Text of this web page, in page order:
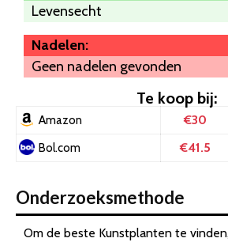
Levensecht
Nadelen:
Geen nadelen gevonden
Te koop bij:
Amazon €30
Bol.com €41.5
Onderzoeksmethode
Om de beste Kunstplanten te